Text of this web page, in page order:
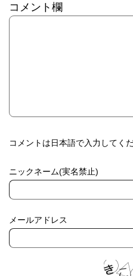
コメント欄
コメントは日本語で入力してく
ニックネーム(実名禁止)
メールアドレス